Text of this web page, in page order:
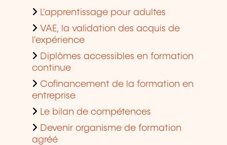
L'apprentissage pour adultes
VAE, la validation des acquis de
l'expérience
Diplômes accessibles en formation
continue
Cofinancement de la formation en
entreprise
Le bilan de compétences
Devenir organisme de formation
agréé